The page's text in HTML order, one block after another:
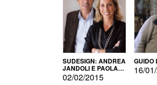
SUDESIGN: ANDREA
JANDOLI E PAOLA
PISAPIA
02/02/2015
GUIDO
16/